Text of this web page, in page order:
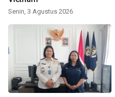
Senin, 3 Agustus 2026